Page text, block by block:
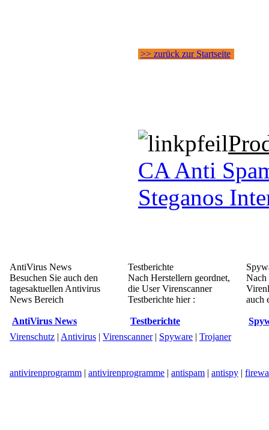
>> zurück zur Startseite
CA Anti
Steganos
AntiVirus News
Besuchen Sie auch den
tagesaktuellen Antivirus
News Bereich
AntiVirus News
Testberichte
Nach Herstellern geordnet,
die User Virenscanner
Testberichte hier :
Testberichte
Nach
auch
Virenschutz | Antivirus | Virenscanner| Spyware | Trojaner
antivirenprogramm | antivirenprogramme | antispam | antispy |